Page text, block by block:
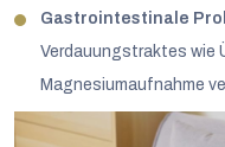
Gastrointestinale
Verdauungstraktes wie
Magnesiumaufnahme